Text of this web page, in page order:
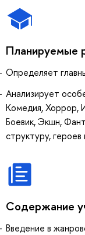
Планируемые
Определяет
Анализирует
Комедия, Хоррор,
Боевик, Экшн,
структуру,
Содержание
Введение в